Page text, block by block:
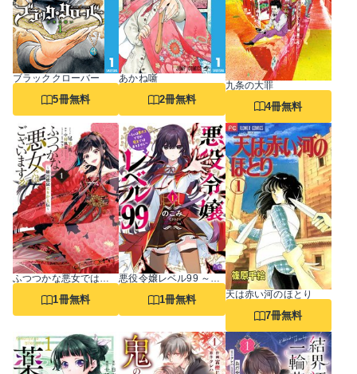
ブラッククローバー
5冊無料
あかね噺
2冊無料
九条の大罪
4冊無料
ふつつかな悪女ではございますが ～雛宮蝶鼠とりかえ伝～
1冊無料
悪役令嬢レベル99 ～私は裏ボスですが魔王ではありません～
1冊無料 天は赤い河のほとり
7冊無料